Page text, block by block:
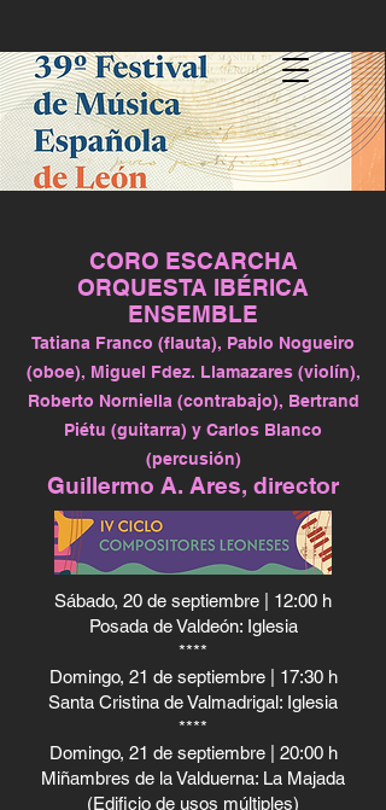
CORO ESCARCHA
ORQUESTA IBÉRICA
ENSEMBLE
Tatiana Franco (flauta), Pablo Nogueiro
(oboe), Miguel Fdez. Llamazares (violín),
Roberto Norniella (contrabajo), Bertrand
Piétu (guitarra) y Carlos Blanco
(percusión)
Guillermo A. Ares, director
Sábado, 20 de septiembre | 12:00 h
Posada de Valdeón: Iglesia
****
Domingo, 21 de septiembre | 17:30 h
Santa Cristina de Valmadrigal: Iglesia
****
Domingo, 21 de septiembre | 20:00 h
Miñambres de la Valduerna: La Majada
(Edificio de usos múltiples)